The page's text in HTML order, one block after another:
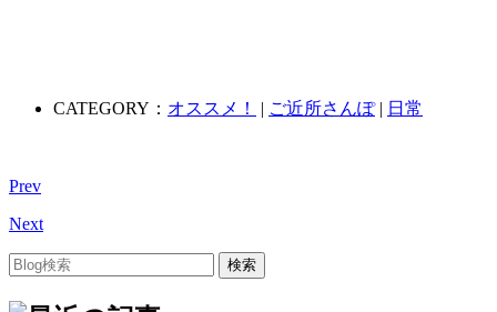
CATEGORY： オススメ！ | ご近所さんぽ| 日常
Prev
Next